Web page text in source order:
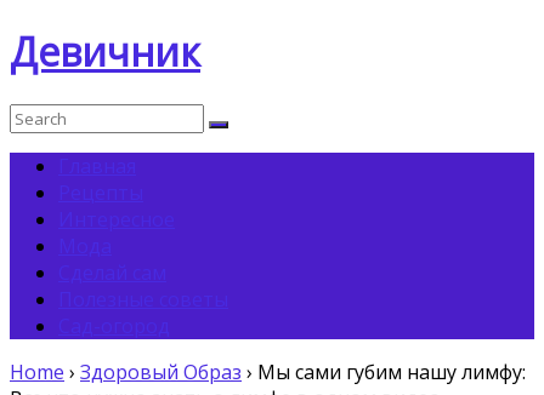
Девичник
Home › Здоровый Образ › Мы сами губим нашу лимфу: